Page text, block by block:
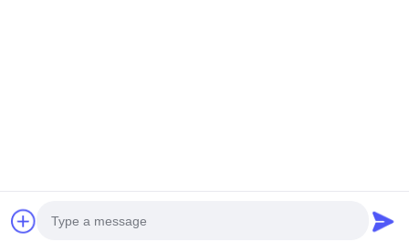
Shenzhen Rishenglong Co., Ltd.. All Rights Reserved.